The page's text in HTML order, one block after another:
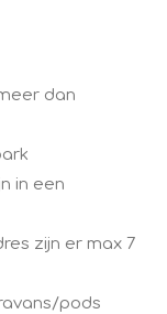
dan
in een
zijn er max 7
pods